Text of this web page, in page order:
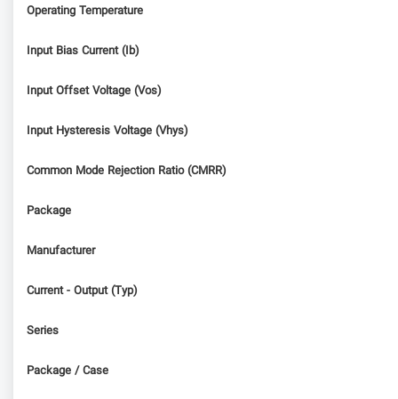
Operating Temperature
Input Bias Current (Ib)
Input Offset Voltage (Vos)
Input Hysteresis Voltage (Vhys)
Common Mode Rejection Ratio (CMRR)
Package
Manufacturer
Current - Output (Typ)
Series
Package / Case